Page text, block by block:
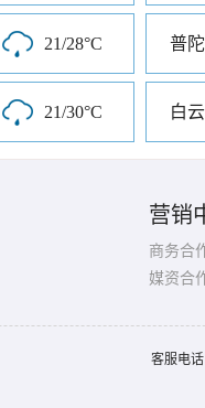
21/28°C 普
21/30°C 白
营销
商务合
媒资合
客服电